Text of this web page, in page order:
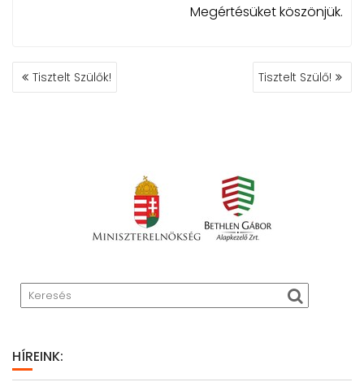
Megértésüket köszönjük.
BEJEGYZÉS
NAVIGÁCIÓ
Tisztelt Szülők! Tisztelt Szülő!
HÍREINK: